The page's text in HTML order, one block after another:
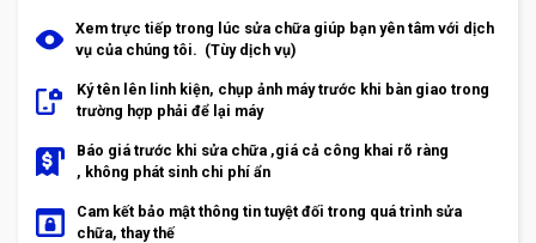
Xem trực tiếp trong lúc sửa chữa giúp bạn yên tâm với dịch
vụ của chúng tôi. (Tùy dịch vụ)
Ký tên lên linh kiện, chụp ảnh máy trước khi bàn giao trong
trường hợp phải để lại máy
Báo giá trước khi sửa chữa ,giá cả công khai rõ ràng
, không phát sinh chi phí ẩn
Cam kết bảo mật thông tin tuyệt đối trong quá trình sửa
chữa, thay thế